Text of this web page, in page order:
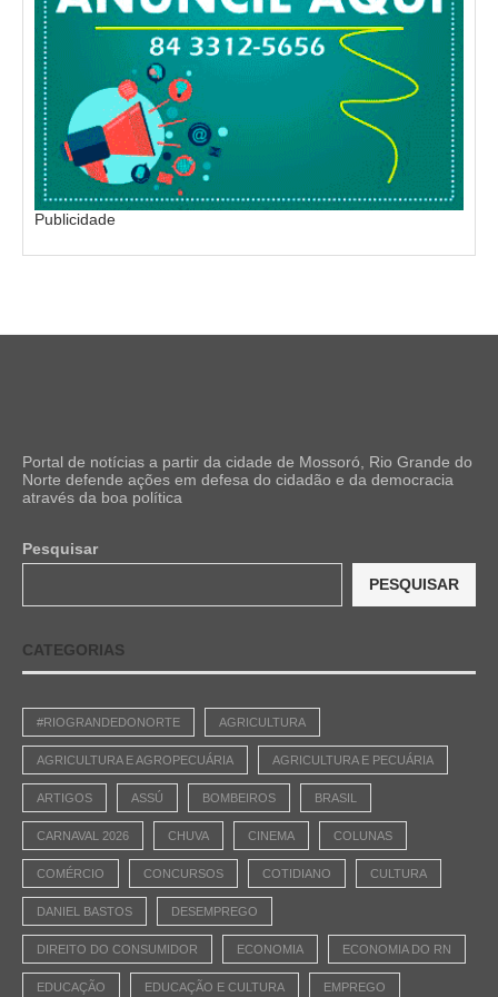
Publicidade
Portal de notícias a partir da cidade de Mossoró, Rio Grande do
Norte defende ações em defesa do cidadão e da democracia
através da boa política
Pesquisar
PESQUISAR
CATEGORIAS
#RIOGRANDEDONORTE AGRICULTURA
AGRICULTURA E AGROPECUÁRIA AGRICULTURA E PECUÁRIA
ARTIGOS ASSÚ BOMBEIROS BRASIL
CARNAVAL 2026 CHUVA CINEMA COLUNAS
COMÉRCIO CONCURSOS COTIDIANO CULTURA
DANIEL BASTOS DESEMPREGO
DIREITO DO CONSUMIDOR ECONOMIA ECONOMIA DO RN
EDUCAÇÃO EDUCAÇÃO E CULTURA EMPREGO